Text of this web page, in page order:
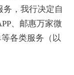
务，我行决定自
、邮惠万家微
各类服务（以